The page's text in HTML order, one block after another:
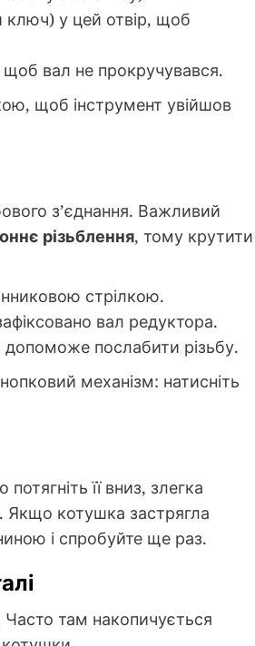
ключ) у цей отвір, щоб
вал не прокручувався.
щоб інструмент увійшов
з’єднання. Важливий
різьблення, тому крутити
стрілкою.
вал редуктора.
допоможе послабити різьбу.
механізм: натисніть
її вниз, злегка
котушка застрягла
і спробуйте ще раз.
Часто там накопичується